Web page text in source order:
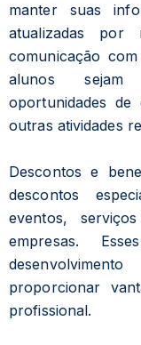
manter suas
atualizadas
comunicação
alunos sejam
oportunidades
outras atividades
Descontos e
descontos
eventos,
empresas.
proporcionar
profissional.